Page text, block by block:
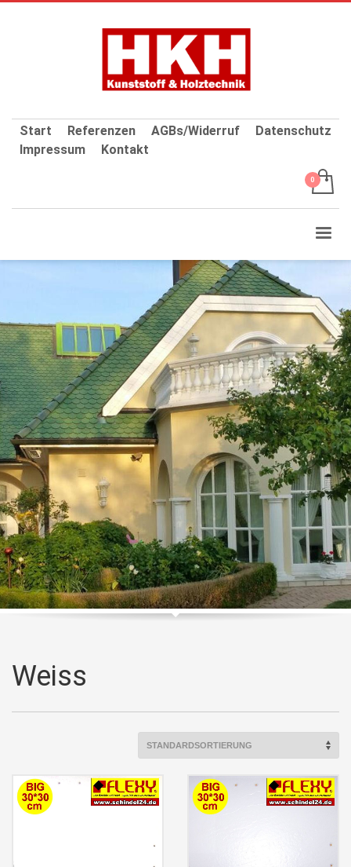
Start Referenzen AGBs/Widerruf
Datenschutz
Impressum
Kontakt
Weiss